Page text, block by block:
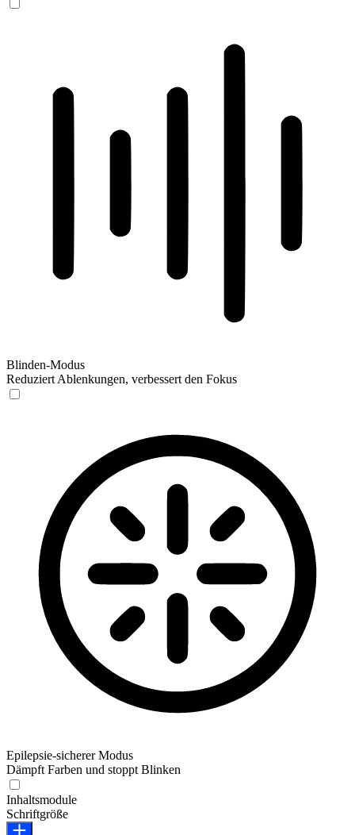
Blinden-Modus
Reduziert Ablenkungen, verbessert den Fokus
Epilepsie-sicherer Modus
Dämpft Farben und stoppt Blinken
Inhaltsmodule
Schriftgröße